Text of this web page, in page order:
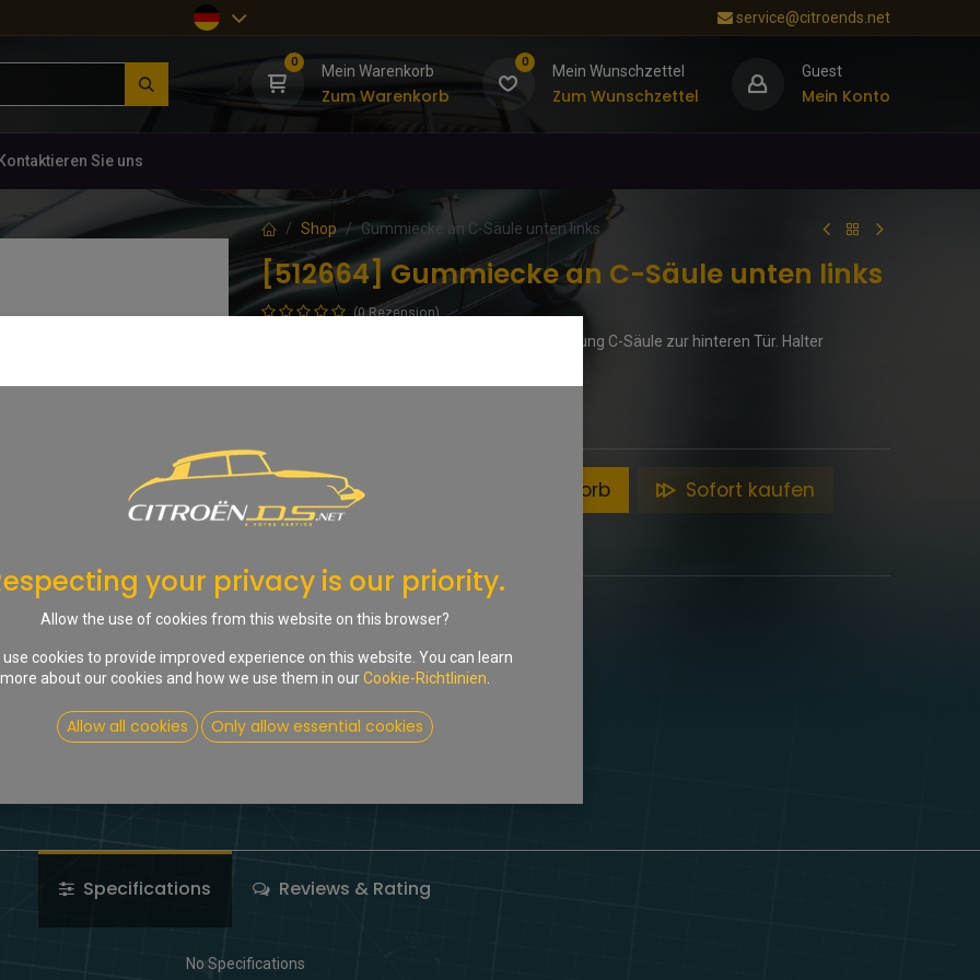
service@citroends.net
0
Mein Warenkorb
Zum Warenkorb
0
Mein Wunschzettel
Zum Wunschzettel
Guest
Mein Konto
Sie uns
Shop Gummiecke an C-Säule unten links
[512664] Gummiecke an C-Säule unten links
(0 Rezension)
Gummiecken an C-Säulen unten links. Abdichtung C-Säule zur hinteren Tür. Halter
In den Warenkorb Sofort kaufen
Share :
Specifications Reviews & Rating
No Specifications
your privacy is our priority.
Allow the use of cookies from this website on this browser?
use cookies to provide improved experience on this website. You can learn
more about our cookies and how we use them in ourCookie-Richtlinien
Allow all cookies Only allow essential cookies